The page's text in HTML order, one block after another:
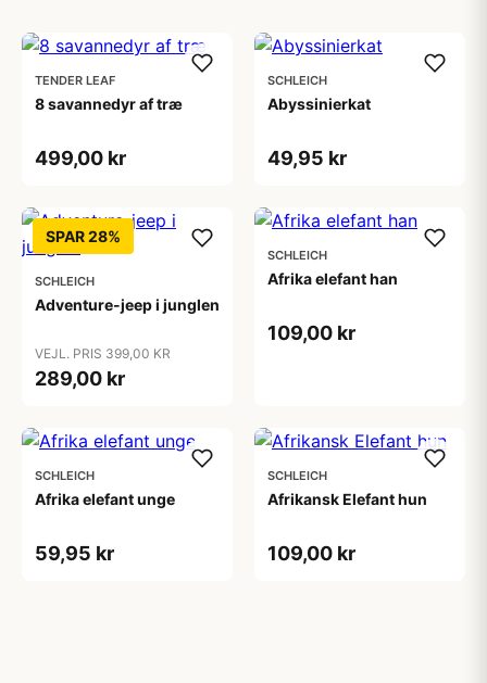
TENDER LEAF
8 savannedyr af træ
499,00 kr
SCHLEICH
Abyssinierkat
49,95 kr
SPAR 28%
SCHLEICH
Adventure-jeep i junglen
VEJL. PRIS 399,00 KR
289,00 kr
SCHLEICH
Afrika elefant han
109,00 kr
SCHLEICH
Afrika elefant unge
59,95 kr
SCHLEICH
Afrikansk Elefant hun
109,00 kr